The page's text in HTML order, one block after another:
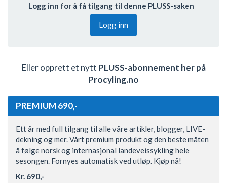
Logg inn for å få tilgang til denne PLUSS-saken
Logg inn
Eller opprett et nytt PLUSS-abonnement her på
Procyling.no
PREMIUM 690,-
Ett år med full tilgang til alle våre artikler, blogger, LIVE-
dekning og mer. Vårt premium produkt og den beste måten
å følge norsk og internasjonal landeveissykling hele
sesongen. Fornyes automatisk ved utløp. Kjøp nå!
Kr. 690,-